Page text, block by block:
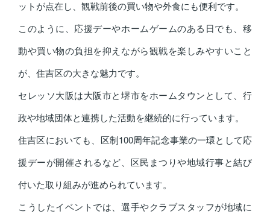
ットが点在し、観戦前後の買い物や外食にも便利です。
このように、応援デーやホームゲームのある日でも、移
動や買い物の負担を抑えながら観戦を楽しみやすいこと
が、住吉区の大きな魅力です。
セレッソ大阪は大阪市と堺市をホームタウンとして、行
政や地域団体と連携した活動を継続的に行っています。
住吉区においても、区制100周年記念事業の一環として応
援デーが開催されるなど、区民まつりや地域行事と結び
付いた取り組みが進められています。
こうしたイベントでは、選手やクラブスタッフが地域に